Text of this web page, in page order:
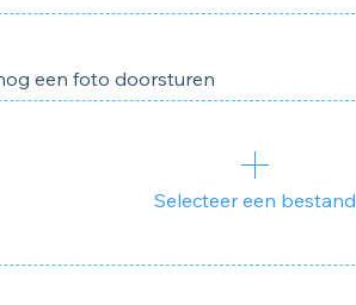
een foto doorsturen
Selecteer een bestand